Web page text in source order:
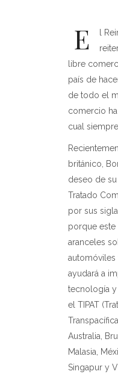
E
l
libre
país de
de todo el
comercio
cual
británico,
deseo de su
Tratado
por sus
porque este
aranceles
ayudará a
tecnología
el TIPAT
Australia,
Malasia,
Singapur y